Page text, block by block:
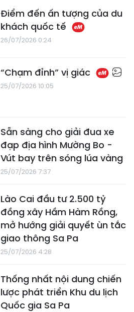
Điểm đến ấn tượng của du
khách quốc tế
26/07/2026 0:24
“Chạm đỉnh” vị giác
25/07/2026 10:05
Sẵn sàng cho giải đua xe
đạp địa hình Mường Bo -
Vút bay trên sóng lúa vàng
25/07/2026 7:37
Lào Cai đầu tư 2.500 tỷ
đồng xây Hầm Hàm Rồng,
mở hướng giải quyết ùn tắc
giao thông Sa Pa
25/07/2026 4:28
Thống nhất nội dung chiến
lược phát triển Khu du lịch
Quốc gia Sa Pa